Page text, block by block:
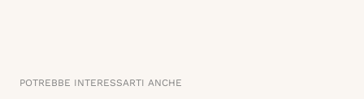
POTREBBE INTERESSARTI ANCHE